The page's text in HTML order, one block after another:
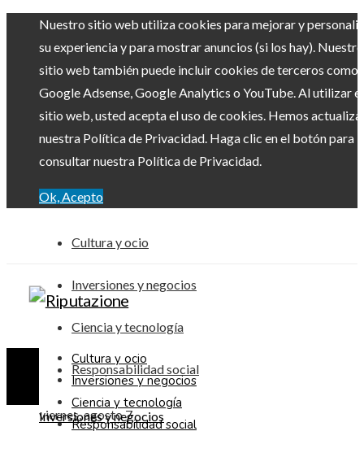
Nuestro sitio web utiliza cookies para mejorar y
su experiencia y para mostrar anuncios (si los hay). Nuestro
sitio web también puede incluir cookies de terceros como
Google Adsense, Google Analytics o YouTube. Al utilizar el
sitio web, usted acepta el uso de cookies. Hemos
nuestra Política de Privacidad. Haga clic en el botón para
consultar nuestra Política de Privacidad.
Ok, Acepto
Cultura y ocio
Inversiones y negocios
Ciencia y tecnología
Responsabilidad social
viernes, agosto 7
Cultura y ocio
Inversiones y negocios
Ciencia y tecnología
Responsabilidad social
Inversiones y negocios